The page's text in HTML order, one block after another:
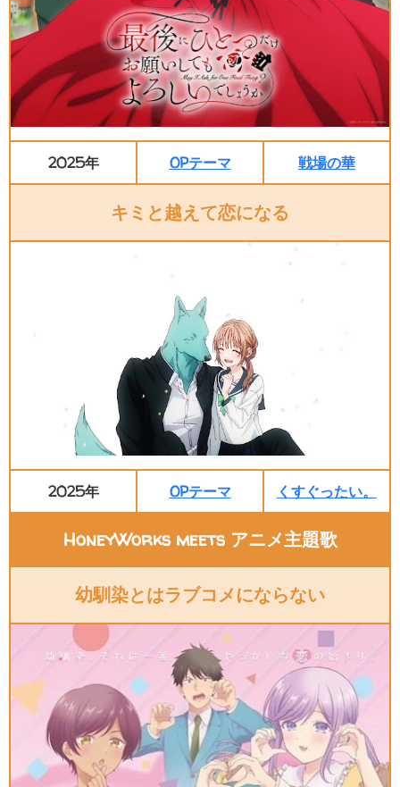
2025年 OPテーマ 戦場の華
キミと越えて恋になる
2025年 OPテーマ くすぐったい。
HoneyWorks meets アニメ主題歌
幼馴染とはラブコメにならない